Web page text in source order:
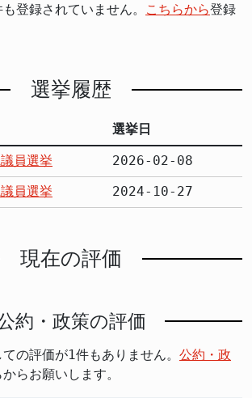
登録されていません。 こちらから登録
選挙履歴
選挙日
員選挙
2026-02-08
員選挙 2024-10-27
現在の評価
約・政策の評価
の評価が1件もありません。 公約・政
らお願いします。